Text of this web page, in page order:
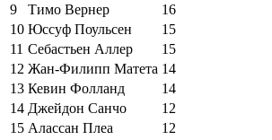
9
Тимо Вернер
16
10 Юссуф Поульсен
15
11 Себастьен Аллер
15
12 Жан-Филипп Матета 14
13 Кевин Фолланд
14
14 Джейдон Санчо
12
15 Алассан Плеа 12